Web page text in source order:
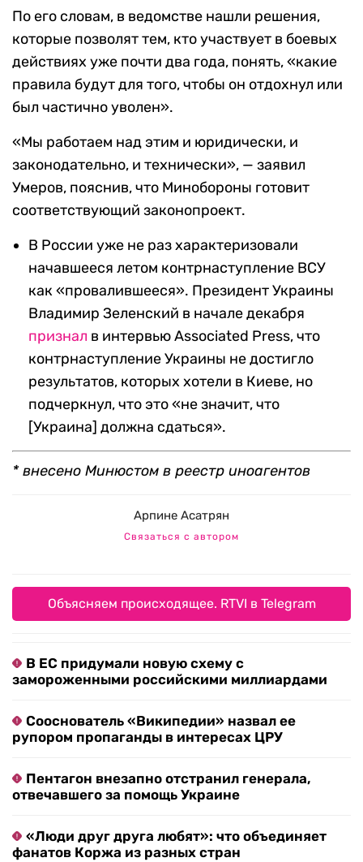
По его словам, в ведомстве нашли решения,
которые позволят тем, кто участвует в боевых
действиях уже почти два года, понять, «какие
правила будут для того, чтобы он отдохнул или
был частично уволен».
«Мы работаем над этим и юридически, и
законодательно, и технически», — заявил
Умеров, пояснив, что Минобороны готовит
соответствующий законопроект.
В России уже не раз характеризовали
начавшееся летом контрнаступление ВСУ
как «провалившееся». Президент Украины
Владимир Зеленский в начале декабря
признал в интервью Associated Press, что
контрнаступление Украины не достигло
результатов, которых хотели в Киеве, но
подчеркнул, что это «не значит, что
[Украина] должна сдаться».
* внесено Минюстом в реестр иноагентов
Арпине Асатрян
Связаться с автором
Объясняем происходящее. RTVI в Telegram
В ЕС придумали новую схему с
замороженными российскими миллиардами
Сооснователь «Википедии» назвал ее
рупором пропаганды в интересах ЦРУ
Пентагон внезапно отстранил генерала,
отвечавшего за помощь Украине
«Люди друг друга любят»: что объединяет
фанатов Коржа из разных стран